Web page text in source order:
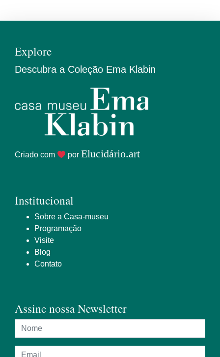
Explore
Descubra a Coleção Ema Klabin
Criado com por Elucidário.art
Institucional
Sobre a Casa-museu
Programação
Visite
Blog
Contato
Assine nossa Newsletter
Nome
Endereço de e-mail